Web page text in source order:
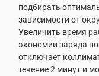
подбирать
зависимости от
Увеличить время
экономии заряда
отключает
течение 2 минут и